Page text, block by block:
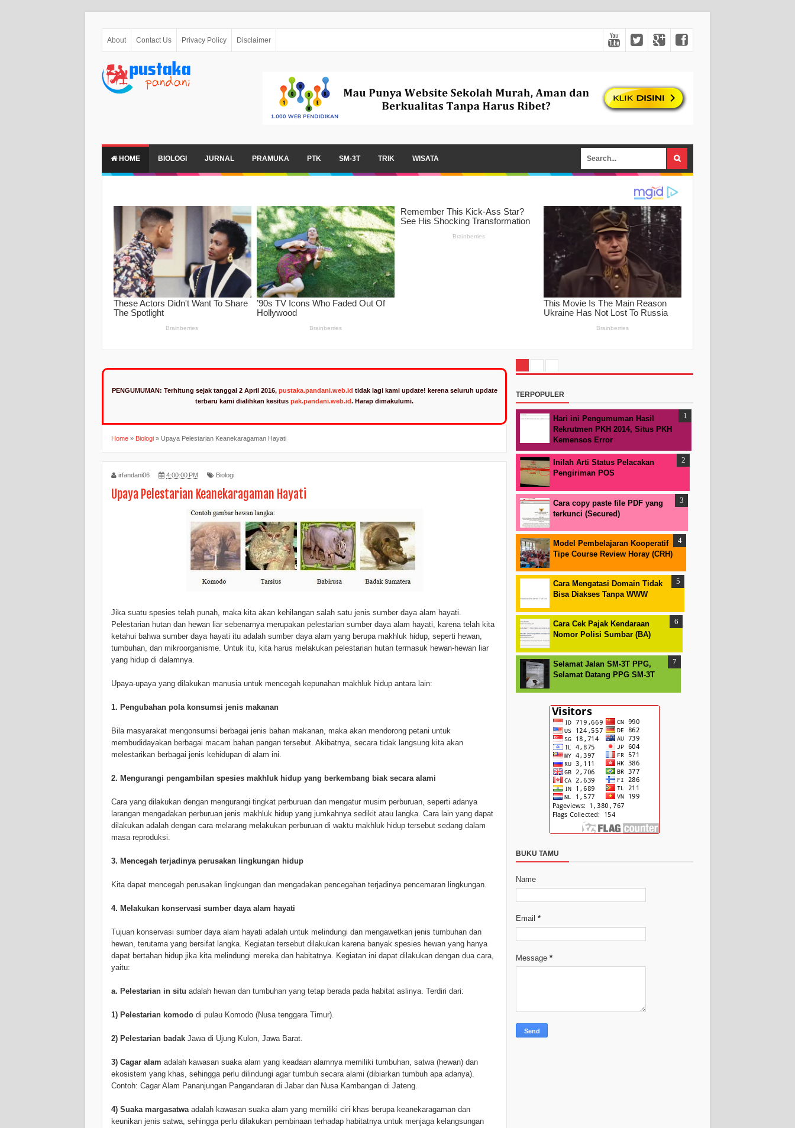
About Contact Us Privacy Policy Disclaimer
HOME BIOLOGI JURNAL PRAMUKA PTK SM-3T TRIK WISATA
PENGUMUMAN: Terhitung sejak tanggal 2 April 2016, pustaka.pandani.web.id tidak lagi kami update! kerena seluruh update
terbaru kami dialihkan kesitus pak.pandani.web.id. Harap dimakulumi.
Home » Biologi » Upaya Pelestarian Keanekaragaman Hayati
irfandani06 4:00:00 PM Biologi
Upaya Pelestarian Keanekaragaman Hayati
Jika suatu spesies telah punah, maka kita akan kehilangan salah satu jenis sumber daya alam hayati.
Pelestarian hutan dan hewan liar sebenarnya merupakan pelestarian sumber daya alam hayati, karena telah kita
ketahui bahwa sumber daya hayati itu adalah sumber daya alam yang berupa makhluk hidup, seperti hewan,
tumbuhan, dan mikroorganisme. Untuk itu, kita harus melakukan pelestarian hutan termasuk hewan-hewan liar
yang hidup di dalamnya.
Upaya-upaya yang dilakukan manusia untuk mencegah kepunahan makhluk hidup antara lain:
1. Pengubahan pola konsumsi jenis makanan
Bila masyarakat mengonsumsi berbagai jenis bahan makanan, maka akan mendorong petani untuk
membudidayakan berbagai macam bahan pangan tersebut. Akibatnya, secara tidak langsung kita akan
melestarikan berbagai jenis kehidupan di alam ini.
2. Mengurangi pengambilan spesies makhluk hidup yang berkembang biak secara alami
Cara yang dilakukan dengan mengurangi tingkat perburuan dan mengatur musim perburuan, seperti adanya
larangan mengadakan perburuan jenis makhluk hidup yang jumkahnya sedikit atau langka. Cara lain yang dapat
dilakukan adalah dengan cara melarang melakukan perburuan di waktu makhluk hidup tersebut sedang dalam
masa reproduksi.
3. Mencegah terjadinya perusakan lingkungan hidup
Kita dapat mencegah perusakan lingkungan dan mengadakan pencegahan terjadinya pencemaran lingkungan.
4. Melakukan konservasi sumber daya alam hayati
Tujuan konservasi sumber daya alam hayati adalah untuk melindungi dan mengawetkan jenis tumbuhan dan
hewan, terutama yang bersifat langka. Kegiatan tersebut dilakukan karena banyak spesies hewan yang hanya
dapat bertahan hidup jika kita melindungi mereka dan habitatnya. Kegiatan ini dapat dilakukan dengan dua cara,
yaitu:
a. Pelestarian in situ adalah hewan dan tumbuhan yang tetap berada pada habitat aslinya. Terdiri dari:
1) Pelestarian komodo di pulau Komodo (Nusa tenggara Timur).
2) Pelestarian badak Jawa di Ujung Kulon, Jawa Barat.
3) Cagar alam adalah kawasan suaka alam yang keadaan alamnya memiliki tumbuhan, satwa (hewan) dan
ekosistem yang khas, sehingga perlu dilindungi agar tumbuh secara alami (dibiarkan tumbuh apa adanya).
Contoh: Cagar Alam Pananjungan Pangandaran di Jabar dan Nusa Kambangan di Jateng.
4) Suaka margasatwa adalah kawasan suaka alam yang memiliki ciri khas berupa keanekaragaman dan
keunikan jenis satwa, sehingga perlu dilakukan pembinaan terhadap habitatnya untuk menjaga kelangsungan
TERPOPULER
Hari ini Pengumuman Hasil
Rekrutmen PKH 2014, Situs PKH
Kemensos Error
Inilah Arti Status Pelacakan
Pengiriman POS
Cara copy paste file PDF yang
terkunci (Secured)
Model Pembelajaran Kooperatif
Tipe Course Review Horay (CRH)
Cara Mengatasi Domain Tidak
Bisa Diakses Tanpa WWW
Cara Cek Pajak Kendaraan
Nomor Polisi Sumbar (BA)
Selamat Jalan SM-3T PPG,
Selamat Datang PPG SM-3T
BUKU TAMU
Name
Email *
Message *